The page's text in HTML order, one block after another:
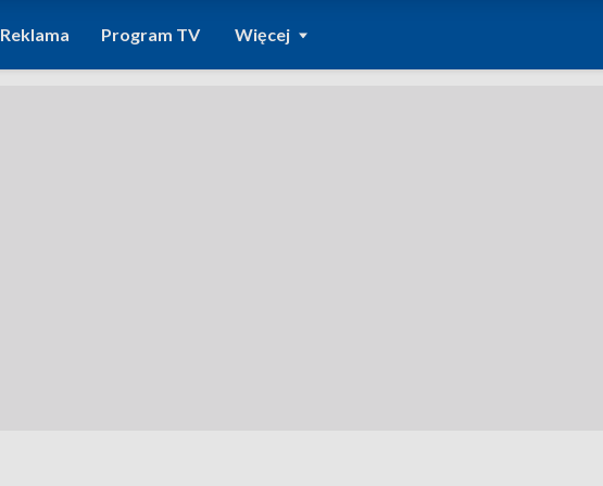
Reklama Program TV Więcej